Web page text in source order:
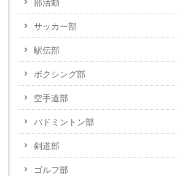
部活動
サッカー部
駅伝部
ボクシング部
空手道部
バドミントン部
剣道部
ゴルフ部